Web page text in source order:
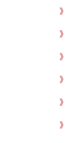
》
》
》
》
》
》